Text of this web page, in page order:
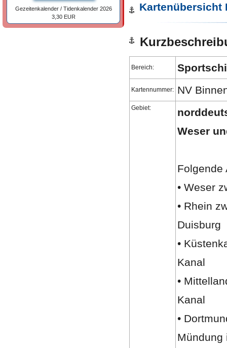
Kartenübersicht
Bereich:
Kartennummer: NV
Gebiet:
Weser
Folgende
• Weser
• Rhein
Duisburg
•
Kanal
•
Kanal
•
Mündung
Gezeitenkalender / Tidenkalender 2026
3,30 EUR